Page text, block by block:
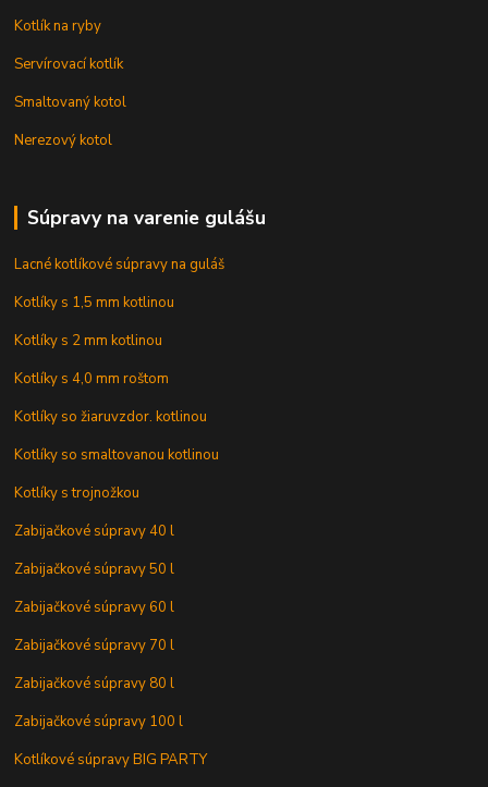
Kotlík na ryby
Servírovací kotlík
Smaltovaný kotol
Nerezový kotol
Súpravy na varenie gulášu
Lacné kotlíkové súpravy na guláš
Kotlíky s 1,5 mm kotlinou
Kotlíky s 2 mm kotlinou
Kotlíky s 4,0 mm roštom
Kotlíky so žiaruvzdor. kotlinou
Kotlíky so smaltovanou kotlinou
Kotlíky s trojnožkou
Zabijačkové súpravy 40 l
Zabijačkové súpravy 50 l
Zabijačkové súpravy 60 l
Zabijačkové súpravy 70 l
Zabijačkové súpravy 80 l
Zabijačkové súpravy 100 l
Kotlíkové súpravy BIG PARTY